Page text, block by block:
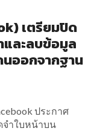
เตรียมปิด
และลบข้อมูล
ออกจากฐาน
ประกาศ
จำใบหน้าบน